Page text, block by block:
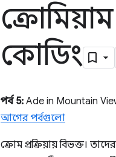
কোডিং
পর্ব 5: Ade in Mountain
আগের পর্বগুলো
ক্রোম প্রক্রিয়ায় বিভক্ত।